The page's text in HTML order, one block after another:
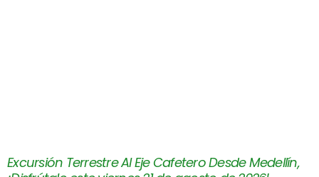
Excursión Terrestre Al Eje Cafetero Desde Medellín,